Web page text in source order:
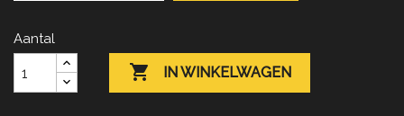
Aantal
 IN WINKELWAGEN